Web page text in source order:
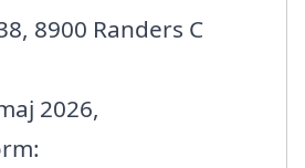
8900 Randers C
2026,